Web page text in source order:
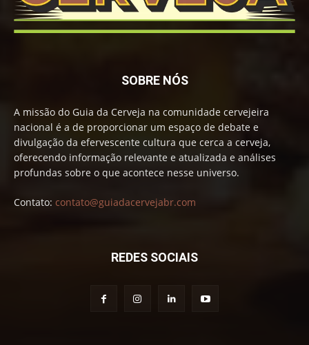
SOBRE NÓS
A missão do Guia da Cerveja na comunidade cervejeira
nacional é a de proporcionar um espaço de debate e
divulgação da efervescente cultura que cerca a cerveja,
oferecendo informação relevante e atualizada e análises
profundas sobre o que acontece nesse universo.
Contato: contato@guiadacervejabr.com
REDES SOCIAIS